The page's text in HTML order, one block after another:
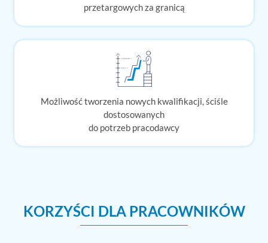
przetargowych za granicą​
Możliwość tworzenia nowych kwalifikacji, ściśle
dostosowanych
do potrzeb pracodawcy
KORZYŚCI DLA PRACOWNIKÓW